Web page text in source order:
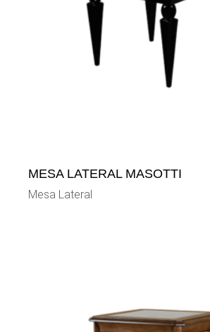
MESA LATERAL MASOTTI
Mesa Lateral